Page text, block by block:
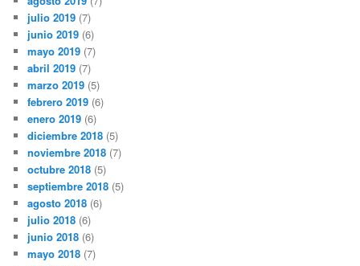
julio 2019 (7)
junio 2019 (6)
mayo 2019 (7)
abril 2019 (7)
marzo 2019 (5)
febrero 2019 (6)
enero 2019 (6)
diciembre 2018 (5)
noviembre 2018 (7)
octubre 2018 (5)
septiembre 2018 (5)
agosto 2018 (6)
julio 2018 (6)
junio 2018 (6)
mayo 2018 (7)